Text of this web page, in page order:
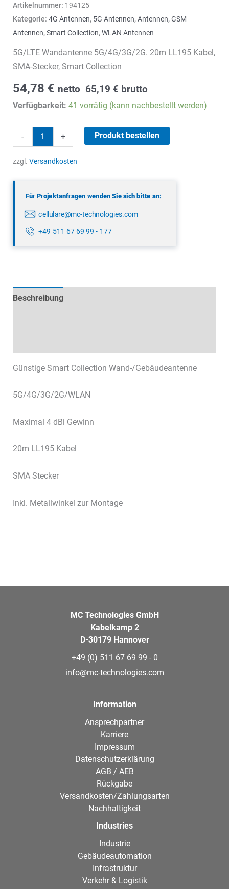
Artikelnummer: 194125
Kategorie: 4G Antennen, 5G Antennen,Antennen,GSM
Antennen,Smart Collection,WLAN Antennen
5G/LTE Wandantenne 5G/4G/3G/2G. 20m LL195 Kabel,
SMA-Stecker, Smart Collection
54,78 € netto 65,19 € brutto
Verfügbarkeit: 41 vorrätig (kann nachbestellt werden)
-
Wandantenne
Menge
+ Produkt bestellen
zzgl. Versandkosten
Für Projektanfragen wenden Sie sich bitte an:
cellulare@mc-technologies.com
+49 511 67 69 99 - 177
Beschreibung
Günstige Smart Collection Wand-/Gebäudeantenne
5G/4G/3G/2G/WLAN
Maximal 4 dBi Gewinn
20m LL195 Kabel
SMA Stecker
Inkl. Metallwinkel zur Montage
MC Technologies GmbH
Kabelkamp 2
D-30179 Hannover
+49 (0) 511 67 69 99 - 0
info@mc-technologies.com
Information
Ansprechpartner
Karriere
Impressum
Datenschutzerklärung
AGB / AEB
Rückgabe
Versandkosten/Zahlungsarten
Nachhaltigkeit
Industries
Industrie
Gebäudeautomation
Infrastruktur
Verkehr & Logistik